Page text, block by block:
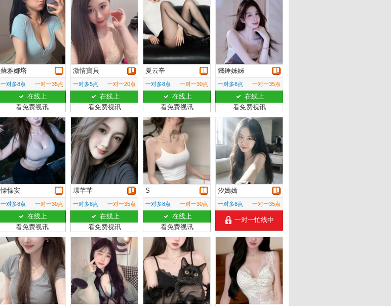
蘇雅娜塔
一对多8点 一对一35点
在线上
看免费视讯
激情寶貝
一对多5点 一对一20点
在线上
看免费视讯
夏云辛
一对多8点 一对一30点
在线上
看免费视讯
鐵錘姊姊
一对多8点 一对一35点
在线上
看免费视讯
慄慄安
一对多8点 一对一30点
在线上
看免费视讯
璟芊芊
一对多8点 一对一35点
在线上
看免费视讯
S
一对多8点 一对一30点
在线上
看免费视讯
汐嫣嫣
一对多8点 一对一35点
一对一忙线中